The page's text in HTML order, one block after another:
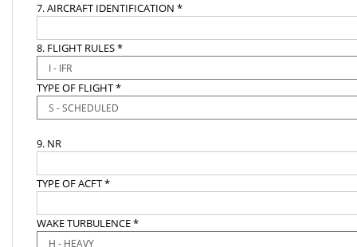
7. AIRCRAFT IDENTIFICATION *
8. FLIGHT RULES *
TYPE OF FLIGHT *
9. NR
TYPE OF ACFT *
WAKE TURBULENCE *